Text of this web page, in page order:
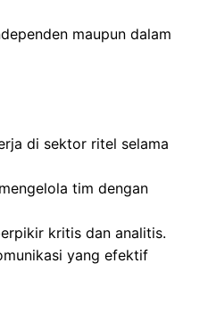
maupun dalam
di sektor ritel selama
tim dengan
kritis dan analitis.
yang efektif